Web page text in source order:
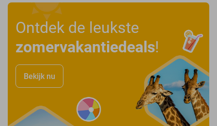
Ontdek de leukste
zomervakantiedeals!
Bekijk nu